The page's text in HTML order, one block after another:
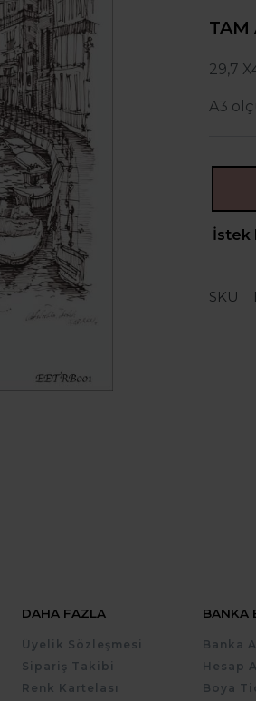
TAM
29,7
A3
İstek
SKU
DAHA FAZLA
Üyelik Sözleşmesi
Sipariş Takibi
Renk Kartelası
BANKA
Banka
Hesap
Boya